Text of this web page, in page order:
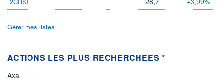
PER ESTIMÉ
Gérer mes listes
ACTIONS LES PLUS RECHERCHÉES *
Axa